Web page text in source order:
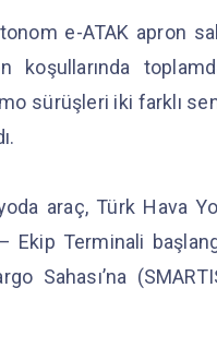
e-ATAK apron
koşullarında
sürüşleri iki farklı
araç, Türk Hava
Ekip Terminali
Sahası’na